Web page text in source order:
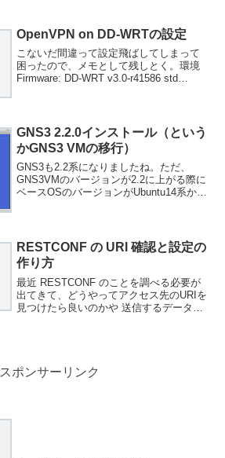
成担当として2問担当しましたので、...
OpenVPN on DD-WRTの設定
こないだ間違って設定飛ばしてしまって
困ったので、メモとして残しとく。環境
Firmware: DD-WRT v3.0-r41586 std
GNS3 2.2.0インストール（という
かGNS3 VMの移行）
GNS3も2.2系になりましたね。ただ、
GNS3VMのバージョンが2.2に上がる際に
ベースOSのバージョンがUbuntu14系から
RESTCONF の URI 確認と設定の
作り方
最近 RESTCONF のことを調べる必要が
出てきて、どうやってアクセス先のURIを
見つけたら良いのかや 送信するデータを
スポンサーリンク